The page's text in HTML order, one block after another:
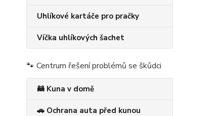
Uhlíkové kartáče pro pračky
Víčka uhlíkových šachet
🐾 Centrum řešení problémů se škůdci
🦝 Kuna v domě
🚗 Ochrana auta před kunou